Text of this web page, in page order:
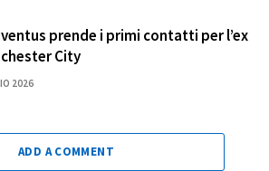
prende i primi contatti per l’ex
City
2026
ADD A COMMENT